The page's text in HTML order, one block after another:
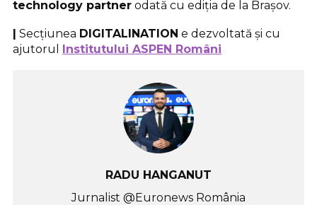
technology partner odată cu ediția de la Brașov.
| Secțiunea DIGITALINATION e dezvoltată și cu
ajutorul Institutului ASPEN Români
RADU HANGANUT
Jurnalist @Euronews România